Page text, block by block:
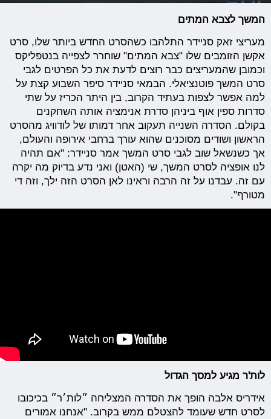
המשך לצבא המתים
מעריצי זאק סניידר התלהבו כשהסרט החדש ביותר שלו, סרט
אקשן הזומבים שלו "צבא המתים" שוחרר לצפייה בנטפליקס
וכמובן שהמעריצים כבר רוצים לדעת את כל הפרטים לגבי
סרט המשך פוטנציאלי. הבמאי סניידר סיפר השבוע קצת על
למה אפשר לצפות בעתיד הקרוב, בין היתר הכריז על שתי
סדרות ספין אוף ביניהן סדרת אנימציה אותה השחקנים
בקולם. הסדרה השנייה תעקוב אחר דמותו של לודוויג מהסרט
הראשון ושודים מסוכנים שהוא עורך ברחבי אירופה והעולם,
אך כשנשאל שוב לגבי סרט המשך אמר סניידר: "אם תהיה
לנו אופציה לסרט המשך, שי (האטן) ואני נדע בדיוק מה יקרה
עם זה. עבדנו על זה הרבה וראינו לאן הסרט הזה ילך, וזה די
מטורף".
לות'ר מגיע למסך הגדול
אידריס אלבה הופך את הסדרה המצליחה ״לות׳ר״ בכיכובו
לסרט חדש שעומד להצטלם ממש בקרוב. "אנחנו אמורים